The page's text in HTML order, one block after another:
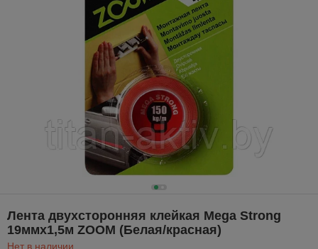
Лента двухсторонняя клейкая Mega Strong
19ммх1,5м ZOOM (Белая/красная)
Нет в наличии